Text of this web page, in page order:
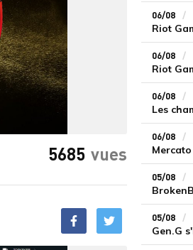
5685 vues
FacebookTwitter
06/08
06/08
06/08
06/08
05/08
05/08